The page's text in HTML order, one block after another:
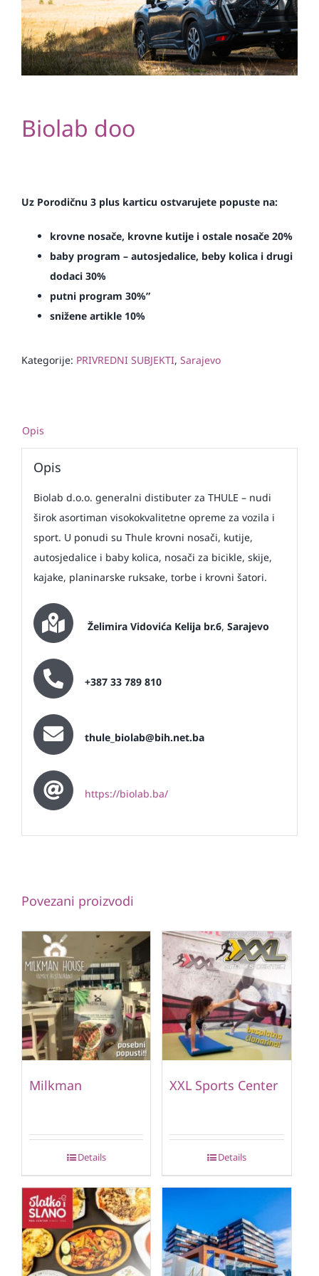
Biolab doo
Uz Porodičnu 3 plus karticu ostvarujete popuste na:
krovne nosače, krovne kutije i ostale nosače 20%
baby program – autosjedalice, beby kolica i drugi
dodaci 30%
putni program 30%”
snižene artikle 10%
Kategorije: PRIVREDNI SUBJEKTI, Sarajevo
Opis
Opis
Biolab d.o.o. generalni distibuter za THULE – nudi
širok asortiman visokokvalitetne opreme za vozila i
sport. U ponudi su Thule krovni nosači, kutije,
autosjedalice i baby kolica, nosači za bicikle, skije,
kajake, planinarske ruksake, torbe i krovni šatori.
Želimira Vidovića Kelija br.6, Sarajevo
+387 33 789 810
thule_biolab@bih.net.ba
https://biolab.ba/
Povezani proizvodi
Milkman
Details
XXL Sports Center
Details